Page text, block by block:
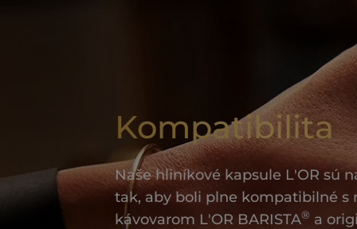
Kompatibilita
Naše hliníkové kapsule L'OR sú
tak, aby boli plne kompatibilné s
kávovarom L'OR BARISTA® a